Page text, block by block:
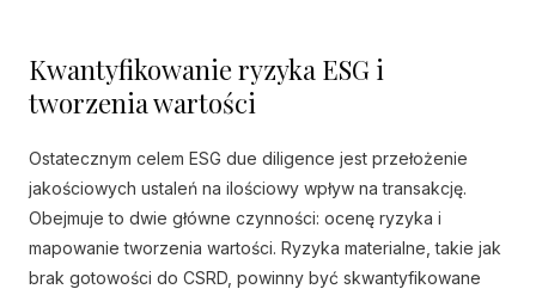
Kwantyfikowanie ryzyka ESG i
tworzenia wartości
Ostatecznym celem ESG due diligence jest przełożenie
jakościowych ustaleń na ilościowy wpływ na transakcję.
Obejmuje to dwie główne czynności: ocenę ryzyka i
mapowanie tworzenia wartości. Ryzyka materialne, takie jak
brak gotowości do CSRD, powinny być skwantyfikowane